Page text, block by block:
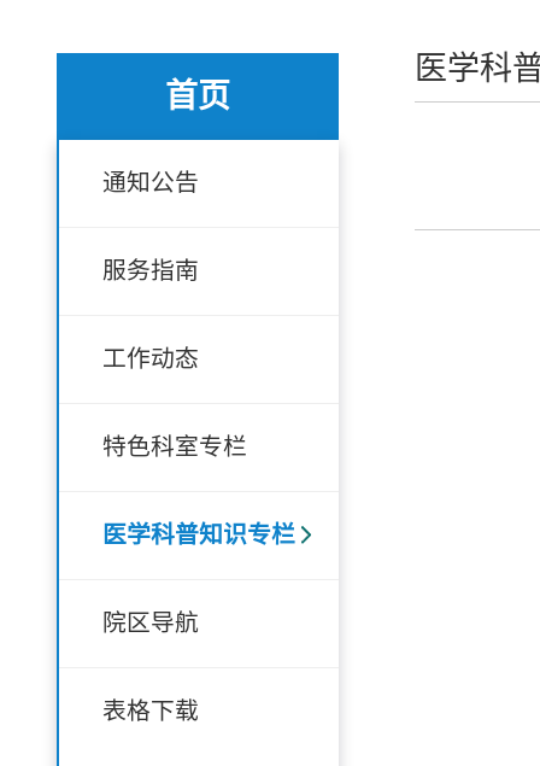
首页
通知公告
服务指南
工作动态
特色科室专栏
医学科普知识专栏
院区导航
表格下载
医学科